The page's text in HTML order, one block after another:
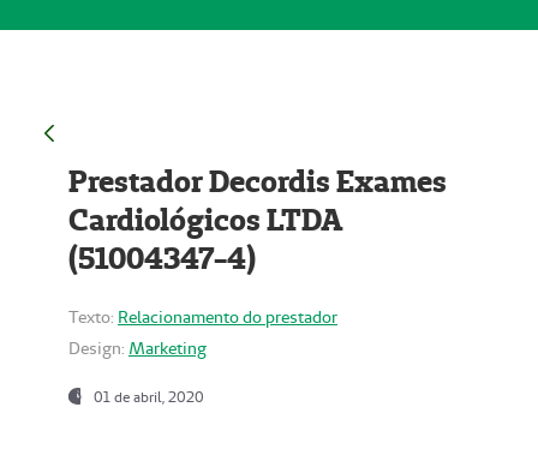
Prestador Decordis Exames
Cardiológicos LTDA
(51004347-4)
Texto: Relacionamento do prestador
Design: Marketing
01 de abril, 2020